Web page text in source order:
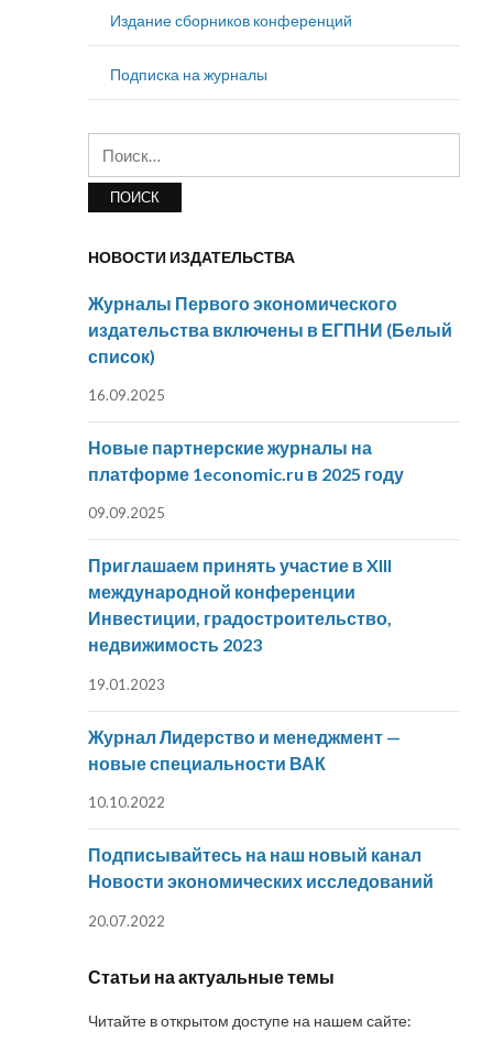
Издание сборников конференций
Подписка на журналы
НОВОСТИ ИЗДАТЕЛЬСТВА
Журналы Первого экономического
издательства включены в ЕГПНИ (Белый
список)
16.09.2025
Новые партнерские журналы на
платформе 1economic.ru в 2025 году
09.09.2025
Приглашаем принять участие в XIII
международной конференции
Инвестиции, градостроительство,
недвижимость 2023
19.01.2023
Журнал Лидерство и менеджмент —
новые специальности ВАК
10.10.2022
Подписывайтесь на наш новый канал
Новости экономических исследований
20.07.2022
Статьи на актуальные темы
Читайте в открытом доступе на нашем сайте: